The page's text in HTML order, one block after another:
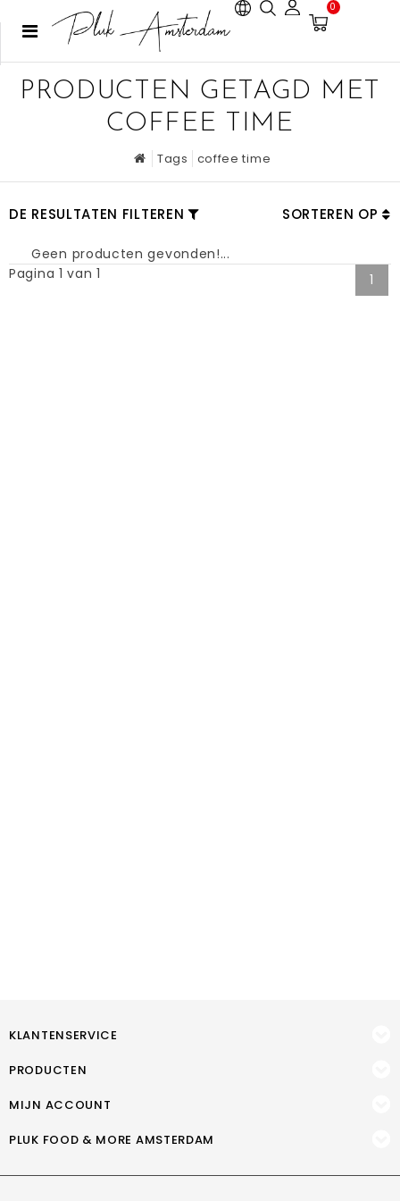
0
PRODUCTEN GETAGD MET
COFFEE TIME
Tags coffee time
DE RESULTATEN FILTEREN SORTEREN OP
Geen producten gevonden!...
Pagina 1 van 1
1
KLANTENSERVICE
PRODUCTEN
MIJN ACCOUNT
PLUK FOOD & MORE AMSTERDAM